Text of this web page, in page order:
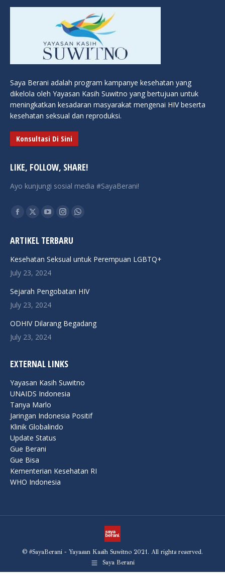
Saya Berani adalah program kampanye kesehatan yang
dikelola oleh Yayasan Kasih Suwitno yang bertujuan untuk
meningkatkan kesadaran masyarakat mengenai HIV beserta
kesehatan seksual dan reproduksi.
Konsultasi Di Sini
LIKE, FOLLOW, SHARE!
Ayo kunjungi sosial media #SayaBerani!
Find us on:
Facebook
opens
in
new
X
opens
in
new
YouTube
opens
in
new
Instagram
opens
in
Whatsapp
in
ARTIKEL TERBARU
Kesehatan Seksual untuk Perempuan LGBTQ+
July 23, 2024
Sejarah Pengobatan HIV
July 23, 2024
ODHIV Dilarang Begadang
July 23, 2024
EXTERNAL LINKS
Yayasan Kasih Suwitno
UNAIDS Indonesia
Tanya Marlo
Jaringan Indonesia Positif
Klinik Globalindo
Update Status
Gue Berani
Gue Bisa
Kementerian Kesehatan RI
WHO Indonesia
© #SayaBerani - Yayasan Kasih Suwitno 2021. All rights reserved.
Saya Berani